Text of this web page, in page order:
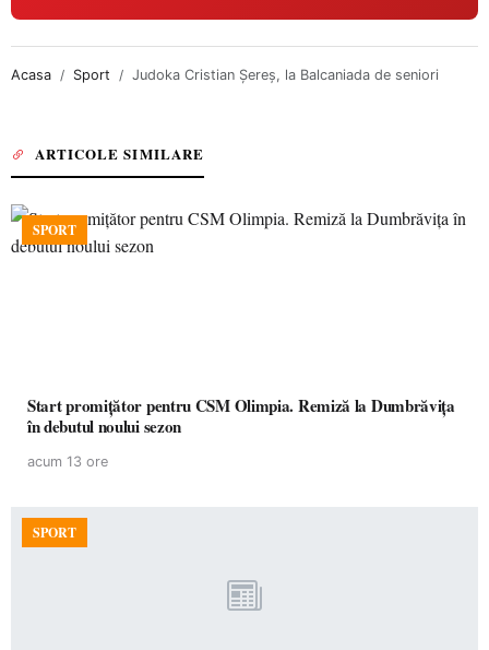
Acasa Sport Judoka Cristian Şereş, la Balcaniada de seniori
ARTICOLE SIMILARE
SPORT
Start promițător pentru CSM Olimpia. Remiză la Dumbrăvița
în debutul noului sezon
acum 13 ore
SPORT